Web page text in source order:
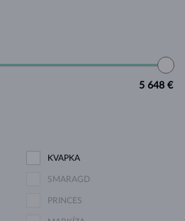
5 648 €
KVAPKA
SMARAGD
PRINCES